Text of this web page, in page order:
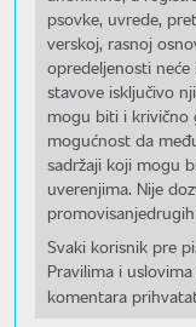
psovke, uvrede,
verskoj, rasnoj
opredeljenosti
stavove isključivo
mogu biti i krivično
mogućnost da
sadržaji koji mogu
uverenjima. Nije
Svaki korisnik pre
Pravilima i
komentara